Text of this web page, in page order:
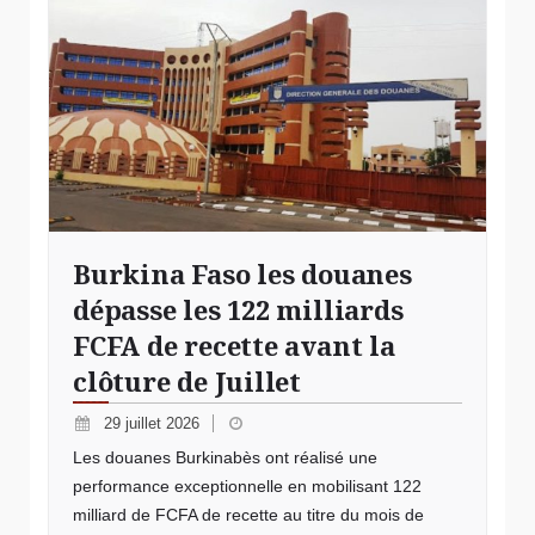
Burkina Faso les douanes
dépasse les 122 milliards
FCFA de recette avant la
clôture de Juillet
29 juillet 2026
Les douanes Burkinabès ont réalisé une
performance exceptionnelle en mobilisant 122
milliard de FCFA de recette au titre du mois de